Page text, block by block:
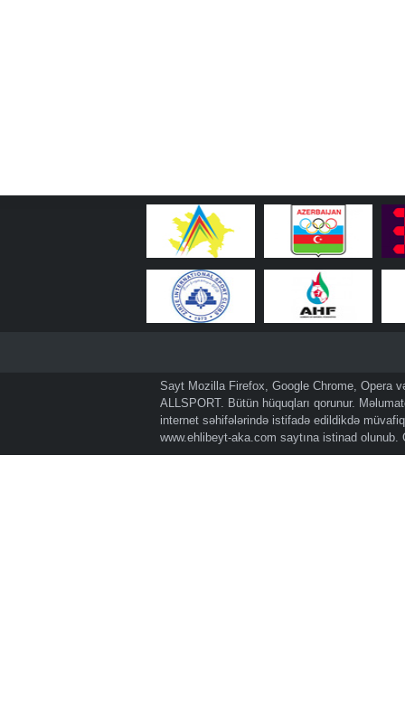
Sayt Mozilla Firefox, Google Chrome, Opera
ALLSPORT. Bütün hüquqları qorunur.
internet səhifələrində istifadə edildikdə
www.ehlibeyt-aka.com saytına istinad olunub.